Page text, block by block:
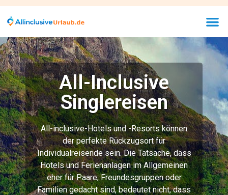
All-Inclusive
Singlereisen
All-inclusive-Hotels und -Resorts können
der perfekte Rückzugsort für
Individualreisende sein. Die Tatsache, dass
Hotels und Ferienanlagen im Allgemeinen
eher für Paare, Freundesgruppen oder
Familien gedacht sind, bedeutet nicht, dass